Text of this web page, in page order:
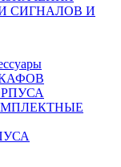
СИГНАЛОВ И